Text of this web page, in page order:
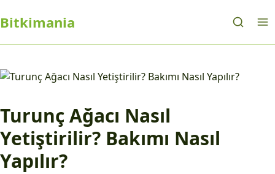
Bitkimania
Turunç Ağacı Nasıl
Yetiştirilir? Bakımı Nasıl
Yapılır?